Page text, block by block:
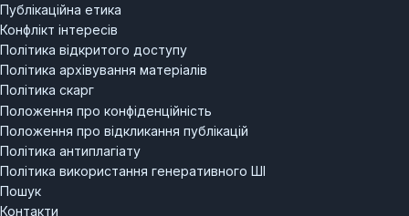
Публікаційна етика
Конфлікт інтересів
Політика відкритого доступу
Політика архівування матеріалів
Політика скарг
Положення про конфіденційність
Положення про відкликання публікацій
Політика антиплагіату
Політика використання генеративного ШІ
Пошук
Контакти